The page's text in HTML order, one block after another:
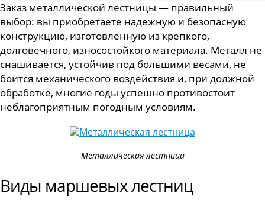
Заказ металлической лестницы — правильный
выбор: вы приобретаете надежную и безопасную
конструкцию, изготовленную из крепкого,
долговечного, износостойкого материала. Металл не
снашивается, устойчив под большими весами, не
боится механического воздействия и, при должной
обработке, многие годы успешно противостоит
неблагоприятным погодным условиям.
Металлическая лестница
Виды маршевых лестниц